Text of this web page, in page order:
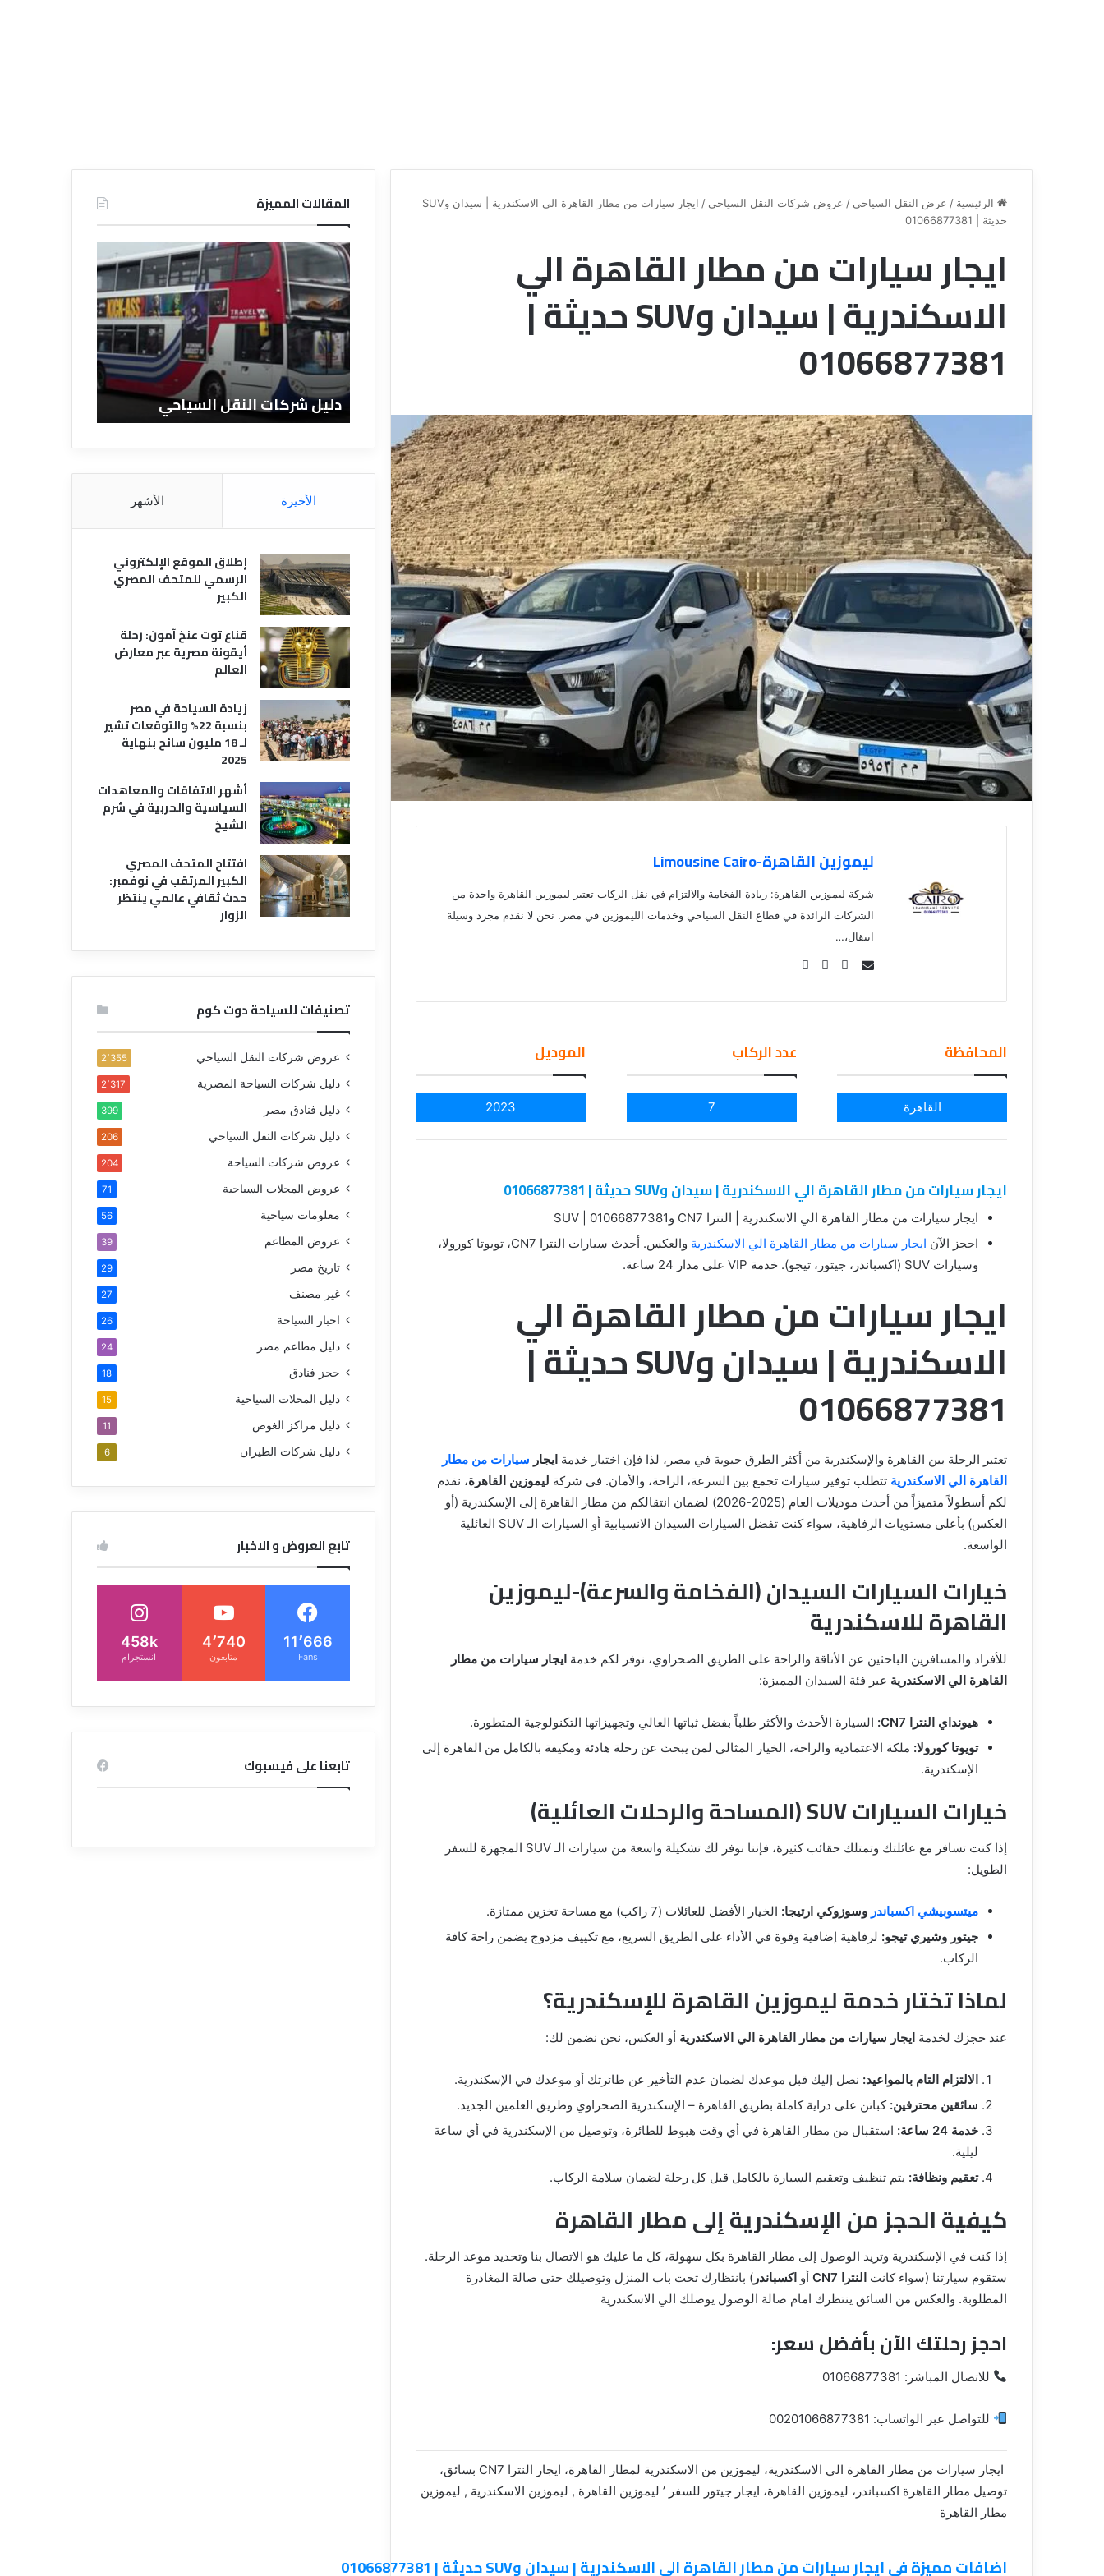
الرئيسية / عرض النقل السياحي / عروض شركات النقل السياحي /
ايجار سيارات من مطار القاهرة الي الاسكندرية | سيدان وSUV
حديثة | 01066877381
ايجار سيارات من مطار القاهرة الي
الاسكندرية | سيدان وSUV حديثة |
01066877381
ليموزين القاهرة-Limousine Cairo
شركة ليموزين القاهرة: ريادة الفخامة والالتزام في نقل الركاب تعتبر ليموزين القاهرة واحدة من
الشركات الرائدة في قطاع النقل السياحي وخدمات الليموزين في مصر. نحن لا نقدم مجرد وسيلة
انتقال،…
Se
المحافظة
القاهرة
عدد الركاب
7
الموديل
2023
ايجار سيارات من مطار القاهرة الي الاسكندرية | سيدان وSUV حديثة | 01066877381
ايجار سيارات من مطار القاهرة الي الاسكندرية | النترا CN7 وSUV | 01066877381
احجز الآن ايجار سيارات من مطار القاهرة الي الاسكندرية
والعكس. أحدث سيارات النترا CN7، تويوتا كورولا،
وسيارات SUV (اكسباندر، جيتور، تيجو). خدمة VIP على مدار 24 ساعة.
ايجار سيارات من مطار القاهرة الي
الاسكندرية | سيدان وSUV حديثة |
01066877381
تعتبر الرحلة بين القاهرة والإسكندرية من أكثر الطرق حيوية في مصر، لذا فإن اختيار خدمة ايجار سيارات من مطار
القاهرة الي الاسكندرية تتطلب توفير سيارات تجمع بين السرعة، الراحة، والأمان. في شركة ليموزين القاهرة، نقدم
لكم أسطولاً متميزاً من أحدث موديلات العام (2025-2026) لضمان انتقالكم من مطار القاهرة إلى الإسكندرية (أو
العكس) بأعلى مستويات الرفاهية، سواء كنت تفضل السيارات السيدان الانسيابية أو السيارات الـ SUV العائلية
الواسعة.
خيارات السيارات السيدان (الفخامة والسرعة)-ليموزين
القاهرة للاسكندرية
للأفراد والمسافرين الباحثين عن الأناقة والراحة على الطريق الصحراوي، نوفر لكم خدمة ايجار سيارات من مطار
القاهرة الي الاسكندرية عبر فئة السيدان المميزة:
هيونداي النترا CN7:
السيارة الأحدث والأكثر طلباً بفضل ثباتها العالي وتجهيزاتها التكنولوجية المتطورة.
تويوتا كورولا: ملكة الاعتمادية والراحة، الخيار المثالي لمن يبحث عن رحلة هادئة ومكيفة بالكامل من القاهرة إلى
الإسكندرية.
خيارات السيارات SUV (المساحة والرحلات العائلية)
إذا كنت تسافر مع عائلتك وتمتلك حقائب كثيرة، فإننا نوفر لك تشكيلة واسعة من سيارات الـ SUV المجهزة للسفر
الطويل:
ميتسوبيشي اكسباندر وسوزوكي ارتيجا: الخيار الأفضل للعائلات (7 راكب) مع مساحة تخزين ممتازة.
جيتور وشيري تيجو: لرفاهية إضافية وقوة في الأداء على الطريق السريع، مع تكييف مزدوج يضمن راحة كافة
الركاب.
لماذا تختار خدمة ليموزين القاهرة للإسكندرية؟
عند حجزك لخدمة ايجار سيارات من مطار القاهرة الي الاسكندرية أو العكس، نحن نضمن لك:
الالتزام التام بالمواعيد: نصل إليك قبل موعدك لضمان عدم التأخير عن طائرتك أو موعدك في الإسكندرية.
سائقين محترفين: كباتن على دراية كاملة بطريق القاهرة – الإسكندرية الصحراوي وطريق العلمين الجديد.
خدمة 24 ساعة:
استقبال من مطار القاهرة في أي وقت هبوط للطائرة، وتوصيل من الإسكندرية في أي ساعة
ليلية.
تعقيم ونظافة: يتم تنظيف وتعقيم السيارة بالكامل قبل كل رحلة لضمان سلامة الركاب.
كيفية الحجز من الإسكندرية إلى مطار القاهرة
إذا كنت في الإسكندرية وتريد الوصول إلى مطار القاهرة بكل سهولة، كل ما عليك هو الاتصال بنا وتحديد موعد الرحلة.
ستقوم سيارتنا (سواء كانت النترا CN7 أو اكسباندر ) بانتظارك تحت باب المنزل وتوصيلك حتى صالة المغادرة
المطلوبة. والعكس من السائق ينتظرك امام صالة الوصول يوصلك الي الاسكندرية
احجز رحلتك الآن بأفضل سعر:
للاتصال المباشر: 01066877381
للتواصل عبر الواتساب: 00201066877381
ايجار سيارات من مطار القاهرة الي الاسكندرية، ليموزين من الاسكندرية لمطار القاهرة، ايجار النترا CN7 بسائق،
توصيل مطار القاهرة اكسباندر، ليموزين القاهرة، ايجار جيتور للسفر ’ ليموزين القاهرة , ليموزين الاسكندرية , ليموزين
مطار القاهرة
اضافات مميزة في ايجار سيارات من مطار القاهرة الي الاسكندرية | سيدان وSUV حديثة | 01066877381
المقالات المميزة
قناة للسياحة دوت كوم – عروض
ر
و
ض
ش
ك
ا
ل
ن
ق
ل
ا
ل
س
ي
ا
ح
ل
ي
ش
ل
ن
ق
ل
ا
ل
س
ي
ا
ح
ي
د
ل
ي
ل
ا
ل
ف
ن
ا
د
ق
م
ي
دليل الفنادق المصرية
ا
ا
الأخيرة الأشهر
إطلاق الموقع الإلكتروني
الرسمي للمتحف المصري
الكبير
قناع توت عنخ آمون: رحلة
أيقونة مصرية عبر معارض
العالم
زيادة السياحة في مصر
بنسبة 22% والتوقعات تشير
لـ 18 مليون سائح بنهاية
2025
أشهر الاتفاقات والمعاهدات
السياسية والحربية في شرم
الشيخ
افتتاح المتحف المصري
الكبير المرتقب في نوفمبر:
حدث ثقافي عالمي ينتظر
الزوار
تصنيفات للسياحة دوت كوم
عروض شركات النقل السياحي 2٬355
دليل شركات السياحة المصرية 2٬317
دليل فنادق مصر 399
دليل شركات النقل السياحي 206
عروض شركات السياحة 204
عروض المحلات السياحية 71
معلومات سياحية 56
عروض المطاعم 39
تاريخ مصر 29
غير مصنف 27
اخبار السياحة 26
دليل مطاعم مصر 24
حجز فنادق 18
دليل المحلات السياحية 15
دليل مراكز الغوص 11
دليل شركات الطيران 6
تابع العروض و الاخبار
11٬666
Fans
4٬740
متابعون
458k
انستجرام
تابعنا على فيسبوك